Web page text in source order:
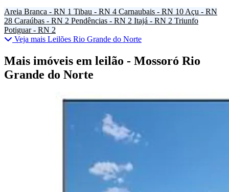
Areia Branca - RN 1 Tibau - RN 4 Carnaubais - RN 10 Açu - RN
28 Caraúbas - RN 2 Pendências - RN 2 Itajá - RN 2 Triunfo
Potiguar - RN 2
Veja mais Leilões Rio Grande do Norte
Mais imóveis em leilão - Mossoró Rio
Grande do Norte